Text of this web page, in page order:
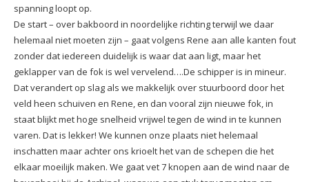
spanning loopt op.
De start – over bakboord in noordelijke richting terwijl we daar
helemaal niet moeten zijn – gaat volgens Rene aan alle kanten fout
zonder dat iedereen duidelijk is waar dat aan ligt, maar het
geklapper van de fok is wel vervelend….De schipper is in mineur.
Dat verandert op slag als we makkelijk over stuurboord door het
veld heen schuiven en Rene, en dan vooral zijn nieuwe fok, in
staat blijkt met hoge snelheid vrijwel tegen de wind in te kunnen
varen. Dat is lekker! We kunnen onze plaats niet helemaal
inschatten maar achter ons krioelt het van de schepen die het
elkaar moeilijk maken. We gaat vet 7 knopen aan de wind naar de